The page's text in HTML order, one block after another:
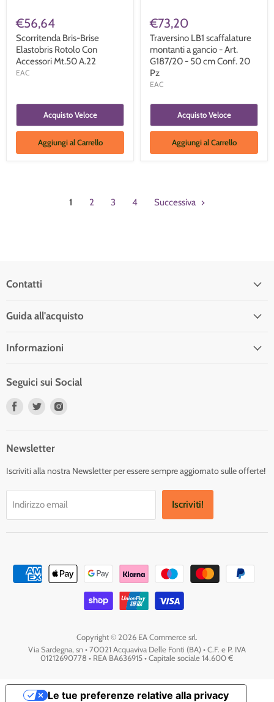
€56,64
Scorritenda Bris-Brise
Elastobris Rotolo Con
Accessori Mt.50 A.22
EAC
Acquisto Veloce
Aggiungi al Carrello
€73,20
Traversino LB1 scaffalature
montanti a gancio - Art.
G187/20 - 50 cm Conf. 20
Pz
EAC
Acquisto Veloce
Aggiungi al Carrello
1 2 3 4 Successiva
Contatti
Guida all'acquisto
Informazioni
Seguici sui Social
Trovaci
Trovaci
Newsletter
Iscriviti alla nostra Newsletter per essere sempre aggiornato sulle offerte!
Indirizzo email Iscriviti!
Copyright © 2026 EA Commerce srl.
Via Sardegna, sn • 70021 Acquaviva Delle Fonti (BA) • C.F. e P. IVA
01212690778 • REA BA636915 • Capitale sociale 14.600 €
Le tue preferenze relative alla privacy